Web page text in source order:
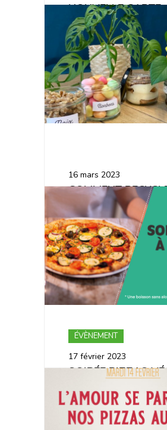
NOUVELLE CARTE
PRINTEMPS – ÉTÉ
16 mars 2023
COMMENT
VOS BOCAUX EN
? ♻
ÉVÈNEMENT
17 février 2023
SOIRÉE PIZZAS
BASTILLE